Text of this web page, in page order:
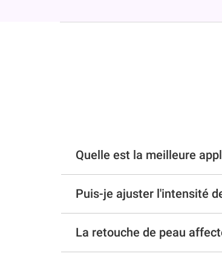
Quelle est la meilleure
Puis-je ajuster l'intensité
La retouche de peau